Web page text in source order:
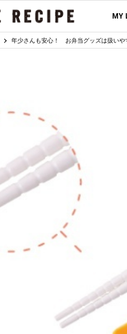
MY
年少さんも安心！ お弁当グッズは扱いや